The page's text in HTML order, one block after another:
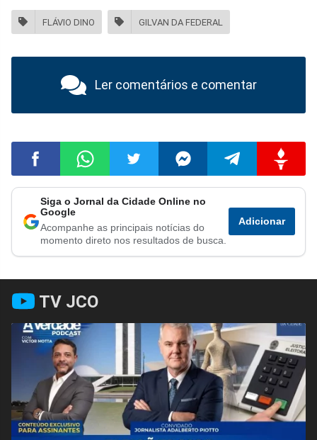
FLÁVIO DINO GILVAN DA FEDERAL
Ler comentários e comentar
Compartilhar
no
Facebook
Compartilhar
no
Whatsapp
Compartilhar
no
Twitter
Compartilhar
no
Messenger
Compartilhar
no
Telegram
no
Gettr
Siga o Jornal da Cidade Online no
Google
Acompanhe as principais notícias do
momento direto nos resultados de busca.
Adicionar
TV JCO